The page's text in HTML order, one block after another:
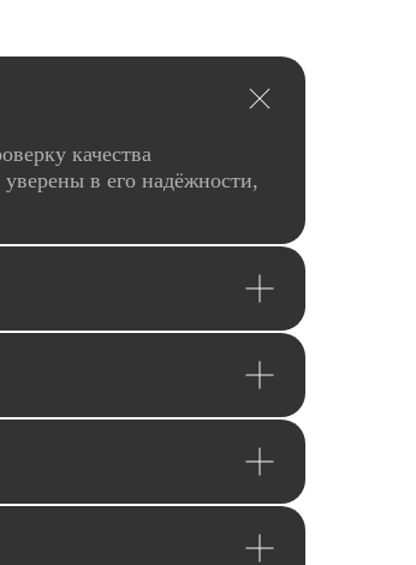
качества
в его надёжности,